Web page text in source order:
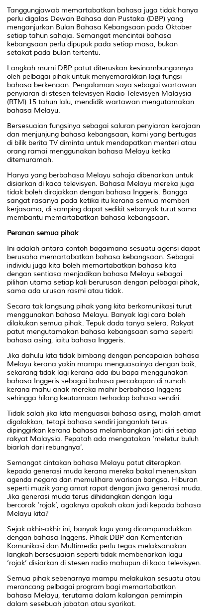
Tanggungjawab memartabatkan bahasa juga tidak hanya
perlu digalas Dewan Bahasa dan Pustaka (DBP) yang
menganjurkan Bulan Bahasa Kebangsaan pada Oktober
setiap tahun sahaja. Semangat mencintai bahasa
kebangsaan perlu dipupuk pada setiap masa, bukan
setakat pada bulan tertentu.
Langkah murni DBP patut diteruskan kesinambungannya
oleh pelbagai pihak untuk menyemarakkan lagi fungsi
bahasa berkenaan. Pengalaman saya sebagai wartawan
penyiaran di stesen televisyen Radio Televisyen Malaysia
(RTM) 15 tahun lalu, mendidik wartawan mengutamakan
bahasa Melayu.
Bersesuaian fungsinya sebagai saluran penyiaran kerajaan
dan menjunjung bahasa kebangsaan, kami yang bertugas
di bilik berita TV diminta untuk mendapatkan menteri atau
orang ramai menggunakan bahasa Melayu ketika
ditemuramah.
Hanya yang berbahasa Melayu sahaja dibenarkan untuk
disiarkan di kaca televisyen. Bahasa Melayu mereka juga
tidak boleh dirojakkan dengan bahasa Inggeris. Bangga
sangat rasanya pada ketika itu kerana semua memberi
kerjasama, di samping dapat sedikit sebanyak turut sama
membantu memartabatkan bahasa kebangsaan.
Peranan semua pihak
Ini adalah antara contoh bagaimana sesuatu agensi dapat
berusaha memartabatkan bahasa kebangsaan. Sebagai
individu juga kita boleh memartabatkan bahasa kita
dengan sentiasa menjadikan bahasa Melayu sebagai
pilihan utama setiap kali berurusan dengan pelbagai pihak,
sama ada urusan rasmi atau tidak.
Secara tak langsung pihak yang kita berkomunikasi turut
menggunakan bahasa Melayu. ​Banyak lagi cara boleh
dilakukan semua pihak. Tepuk dada tanya selera. Rakyat
patut mengutamakan bahasa kebangsaan sama seperti
bahasa asing, iaitu bahasa Inggeris.
Jika dahulu kita tidak bimbang dengan pencapaian bahasa
Melayu kerana yakin mampu menguasainya dengan baik,
sekarang tidak lagi kerana ada ibu bapa menggunakan
bahasa Inggeris sebagai bahasa percakapan di rumah
kerana mahu anak mereka mahir berbahasa Inggeris
sehingga hilang keutamaan terhadap bahasa sendiri.
Tidak salah jika kita menguasai bahasa asing, malah amat
digalakkan, tetapi bahasa sendiri janganlah terus
dipinggirkan kerana bahasa melambangkan jati diri setiap
rakyat Malaysia. Pepatah ada mengatakan ‘meletur buluh
biarlah dari rebungnya’.
Semangat cintakan bahasa Melayu patut diterapkan
kepada generasi muda kerana mereka bakal meneruskan
agenda negara dan memulihara warisan bangsa. Hiburan
seperti muzik yang amat rapat dengan jiwa generasi muda.
Jika generasi muda terus dihidangkan dengan lagu
bercorak ‘rojak’, agaknya apakah akan jadi kepada bahasa
Melayu kita?
Sejak akhir-akhir ini, banyak lagu yang dicampuradukkan
dengan bahasa Inggeris. ​Pihak DBP dan Kementerian
Komunikasi dan Multimedia perlu tegas melaksanakan
langkah bersesuaian seperti tidak membenarkan lagu
‘rojak’ disiarkan di stesen radio mahupun di kaca televisyen.
Semua pihak sebenarnya mampu melakukan sesuatu atau
merancang pelbagai program bagi memartabatkan
bahasa Melayu, terutama dalam kalangan pemimpin
dalam sesebuah jabatan atau syarikat.